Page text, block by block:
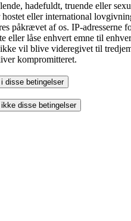
hadefuldt, truende eller
eller international
påkrævet af os. IP-
låse enhvert emne til
vil blive videregivet til
kompromitteret.